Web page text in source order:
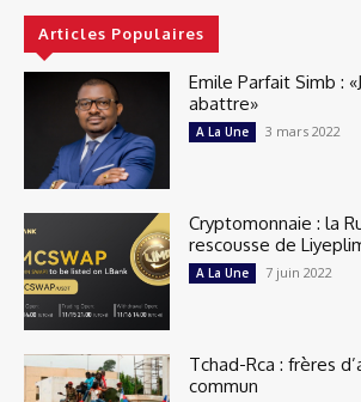
Articles Populaires
Emile Parfait Simb :
abattre»
A La Une 3 mars 2022
Cryptomonnaie : la
rescousse de
A La Une 7 juin 2022
Tchad-Rca : frères
commun